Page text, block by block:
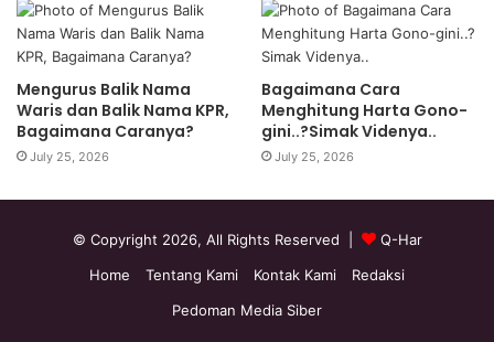
Mengurus Balik Nama
Waris dan Balik Nama KPR,
Bagaimana Caranya?
July 25, 2026
Bagaimana Cara
Menghitung Harta Gono-
gini..?Simak Videnya..
July 25, 2026
© Copyright 2026, All Rights Reserved |
Q-Har
Home
Tentang Kami Kontak Kami
Redaksi
Pedoman Media Siber